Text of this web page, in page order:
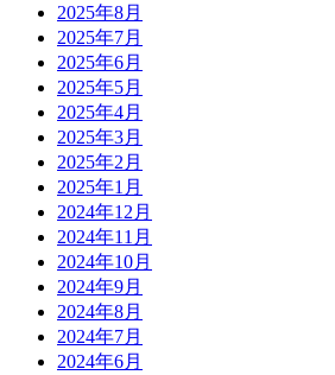
2025年8月
2025年7月
2025年6月
2025年5月
2025年4月
2025年3月
2025年2月
2025年1月
2024年12月
2024年11月
2024年10月
2024年9月
2024年8月
2024年7月
2024年6月